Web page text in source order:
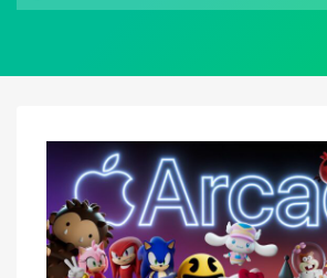
in
fünf
Spiele